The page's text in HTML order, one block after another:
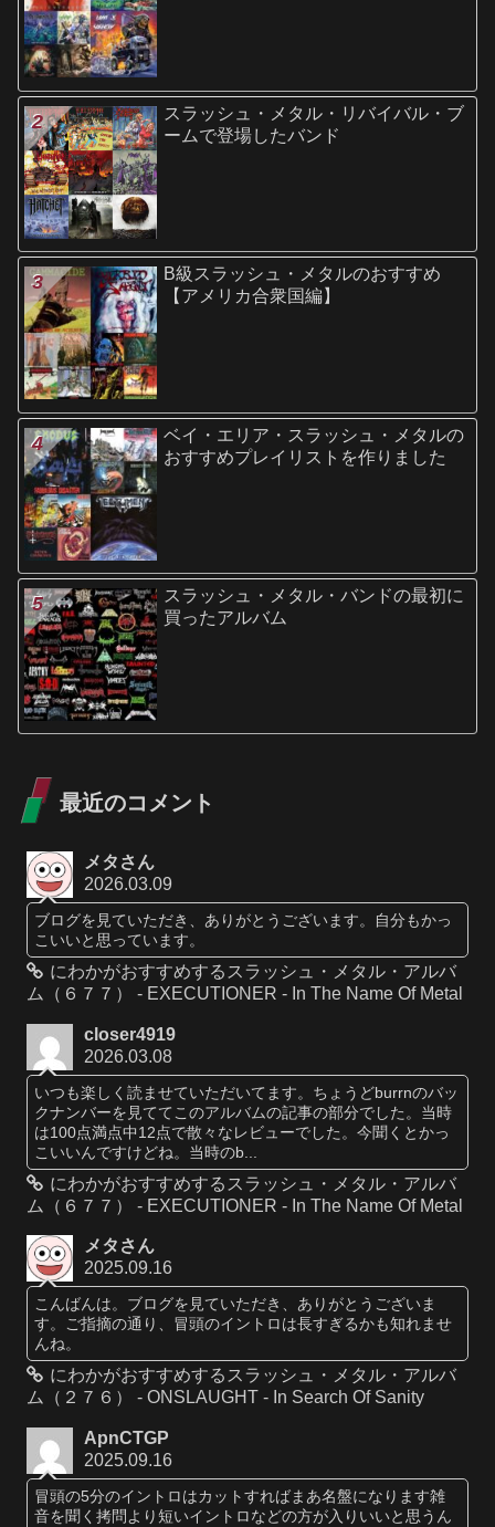
スラッシュ・メタル・リバイバル・ブ
ームで登場したバンド
B級スラッシュ・メタルのおすすめ
【アメリカ合衆国編】
ベイ・エリア・スラッシュ・メタルの
おすすめプレイリストを作りました
スラッシュ・メタル・バンドの最初に
買ったアルバム
最近のコメント
メタさん
2026.03.09
ブログを見ていただき、ありがとうございます。自分もかっ
こいいと思っています。
にわかがおすすめするスラッシュ・メタル・アルバ
ム（６７７） - EXECUTIONER - In The Name Of Metal
closer4919
2026.03.08
いつも楽しく読ませていただいてます。ちょうどburrnのバッ
クナンバーを見ててこのアルバムの記事の部分でした。当時
は100点満点中12点で散々なレビューでした。今聞くとかっ
こいいんですけどね。当時のb...
にわかがおすすめするスラッシュ・メタル・アルバ
ム（６７７） - EXECUTIONER - In The Name Of Metal
メタさん
2025.09.16
こんばんは。ブログを見ていただき、ありがとうございま
す。ご指摘の通り、冒頭のイントロは長すぎるかも知れませ
んね。
にわかがおすすめするスラッシュ・メタル・アルバ
ム（２７６） - ONSLAUGHT - In Search Of Sanity
ApnCTGP
2025.09.16
冒頭の5分のイントロはカットすればまあ名盤になります雑
音を聞く拷問より短いイントロなどの方が入りいいと思うん